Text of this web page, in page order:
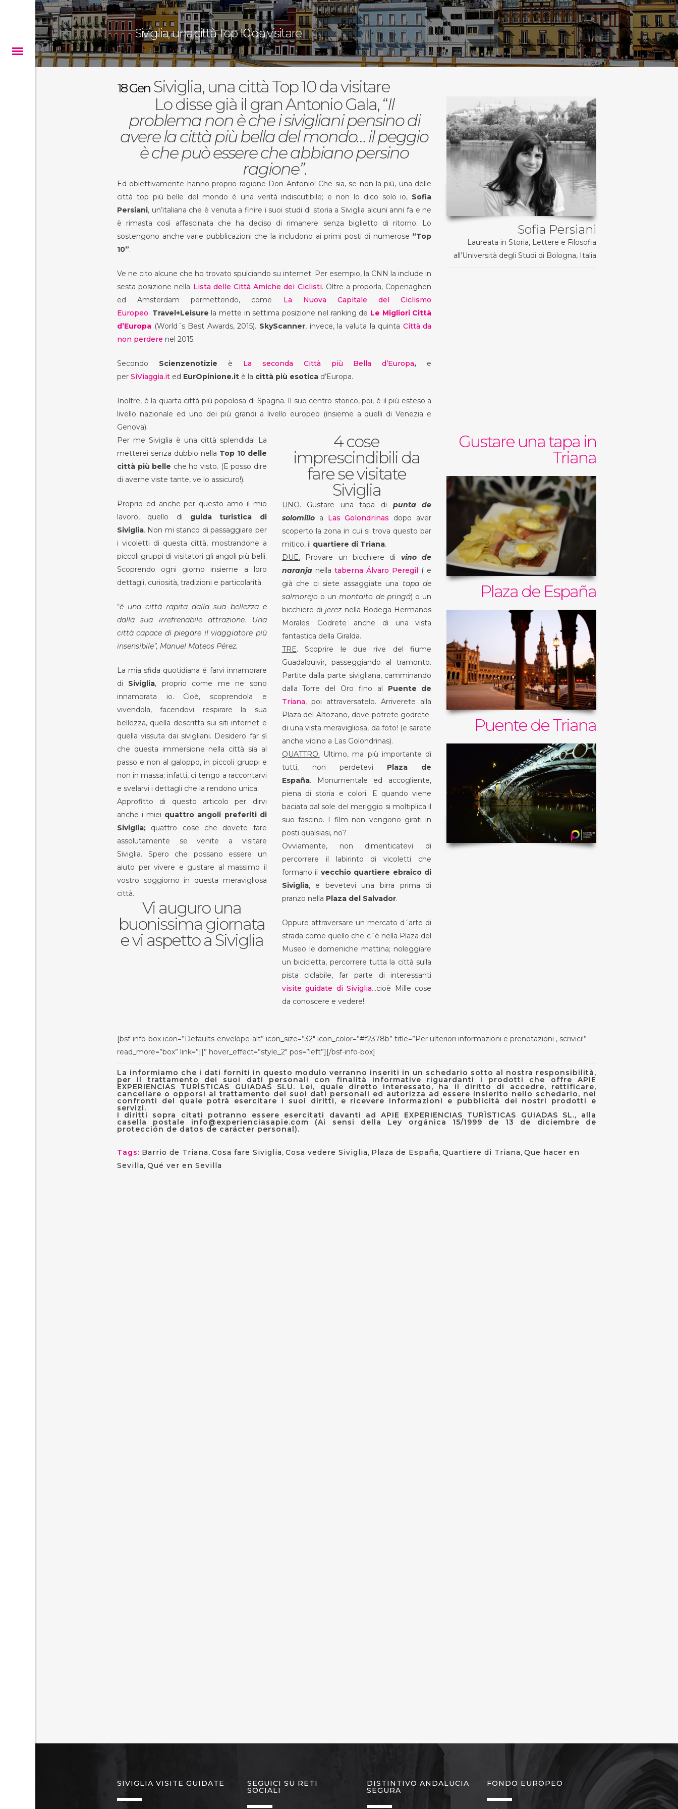
Siviglia, una città Top 10 da visitare
18 Gen Siviglia, una città Top 10 da visitare
Lo disse già il gran Antonio Gala, “Il
problema non è che i sivigliani pensino di
avere la città più bella del mondo… il peggio
è che può essere che abbiano persino
ragione”.
Ed obiettivamente hanno proprio ragione Don Antonio! Che sia, se non la più, una delle
città top più belle del mondo è una verità indiscutibile; e non lo dico solo io, Sofia
Persiani, un’italiana che è venuta a finire i suoi studi di storia a Siviglia alcuni anni fa e ne
è rimasta così affascinata che ha deciso di rimanere senza biglietto di ritorno. Lo
sostengono anche varie pubblicazioni che la includono ai primi posti di numerose “Top
10”.
Ve ne cito alcune che ho trovato spulciando su internet. Per esempio, la CNN la include in
sesta posizione nella Lista delle Città Amiche dei Ciclisti. Oltre a proporla, Copenaghen
ed Amsterdam permettendo, come La Nuova Capitale del Ciclismo
Europeo. Travel+Leisure la mette in settima posizione nel ranking de Le Migliori Città
d’Europa (World´s Best Awards, 2015). SkyScanner, invece, la valuta la quinta Città da
non perdere nel 2015.
Secondo Scienzenotizie è La seconda Città più Bella d’Europa, e
per SiViaggia.it ed EurOpinione.it è la città più esotica d’Europa.
Inoltre, è la quarta città più popolosa di Spagna. Il suo centro storico, poi, è il più esteso a
livello nazionale ed uno dei più grandi a livello europeo (insieme a quelli di Venezia e
Genova).
Sofia Persiani
Laureata in Storia, Lettere e Filosofia
all’Università degli Studi di Bologna, Italia
Per me Siviglia è una città splendida! La
metterei senza dubbio nella Top 10 delle
città più belle che ho visto. (E posso dire
di averne viste tante, ve lo assicuro!).
Proprio ed anche per questo amo il mio
lavoro, quello di guida turistica di
Siviglia. Non mi stanco di passaggiare per
i vicoletti di questa città, mostrandone a
piccoli gruppi di visitatori gli angoli più belli.
Scoprendo ogni giorno insieme a loro
dettagli, curiosità, tradizioni e particolarità.
“è una città rapita dalla sua bellezza e
dalla sua irrefrenabile attrazione. Una
città capace di piegare il viaggiatore più
insensibile”, Manuel Mateos Pérez.
La mia sfida quotidiana é farvi innamorare
di Siviglia, proprio come me ne sono
innamorata io. Cioè, scoprendola e
vivendola, facendovi respirare la sua
bellezza, quella descritta sui siti internet e
quella vissuta dai sivigliani. Desidero far sì
che questa immersione nella città sia al
passo e non al galoppo, in piccoli gruppi e
non in massa; infatti, ci tengo a raccontarvi
e svelarvi i dettagli che la rendono unica.
Approfitto di questo articolo per dirvi
anche i miei quattro angoli preferiti di
Siviglia; quattro cose che dovete fare
assolutamente se venite a visitare
Siviglia. Spero che possano essere un
aiuto per vivere e gustare al massimo il
vostro soggiorno in questa meravigliosa
città.
Vi auguro una
buonissima giornata
e vi aspetto a Siviglia
4 cose
imprescindibili da
fare se visitate
Siviglia
UNO. Gustare una tapa di punta de
solomilloa Las Golondrinas dopo aver
scoperto la zona in cui si trova questo bar
mitico, il quartiere di Triana.
DUE. Provare un bicchiere di vino de
naranjanella taberna Álvaro Peregil ( e
già che ci siete assaggiate una tapa de
salmorejoo unmontaito de pringá) o un
bicchiere dijerez nella Bodega Hermanos
Morales. Godrete anche di una vista
fantastica della Giralda.
TRE. Scoprire le due rive del fiume
Guadalquivir, passeggiando al tramonto.
Partite dalla parte sivigliana, camminando
dalla Torre del Oro fino al Puente de
Triana, poi attraversatelo. Arriverete alla
Plaza del Altozano, dove potrete godrete
di una vista meravigliosa, da foto! (e sarete
anche vicino a Las Golondrinas).
QUATTRO. Ultimo, ma più importante di
tutti, non perdetevi Plaza de
España. Monumentale ed accogliente,
piena di storia e colori. E quando viene
baciata dal sole del meriggio si moltiplica il
suo fascino. I film non vengono girati in
posti qualsiasi, no?
Ovviamente, non dimenticatevi di
percorrere il labirinto di vicoletti che
formano il vecchio quartiere ebraico di
Siviglia, e bevetevi una birra prima di
pranzo nella Plaza del Salvador.
Oppure attraversare un mercato d´arte di
strada come quello che c´è nella Plaza del
Museo le domeniche mattina; noleggiare
un bicicletta, percorrere tutta la città sulla
pista ciclabile, far parte di interessanti
visite guidate di Siviglia…cioè Mille cose
da conoscere e vedere!
Gustare una tapa in
Triana
Plaza de España
Puente de Triana
[bsf-info-box icon=”Defaults-envelope-alt” icon_size=”32″ icon_color=”#f2378b” title=”Per ulteriori informazioni e prenotazioni , scrivici!”
read_more=”box” link=”||” hover_effect=”style_2″ pos=”left”][/bsf-info-box]
La informiamo che i dati forniti in questo modulo verranno inseriti in un schedario sotto al nostra responsibilità,
per il trattamento dei suoi dati personali con finalità informative riguardanti i prodotti che offre APIE
EXPERIENCIAS TURÌSTICAS GUIADAS SLU. Lei, quale diretto interessato, ha il diritto di accedre, rettificare,
cancellare o opporsi al trattamento dei suoi dati personali ed autorizza ad essere insierito nello schedario, nei
confronti del quale potrà esercitare i suoi diritti, e ricevere informazioni e pubblicità dei nostri prodotti e
servizi.
I diritti sopra citati potranno essere esercitati davanti ad APIE EXPERIENCIAS TURÌSTICAS GUIADAS SL., alla
casella postale info@experienciasapie.com (Ai sensi della Ley orgánica 15/1999 de 13 de diciembre de
protección de datos de carácter personal).
Tags: Barrio de Triana, Cosa fare Siviglia, Cosa vedere Siviglia, Plaza de España, Quartiere di Triana, Que hacer en
Sevilla, Qué ver en Sevilla
SIVIGLIA VISITE GUIDATE SEGUICI SU RETI
SOCIALI
DISTINTIVO ANDALUCIA
SEGURA
FONDO EUROPEO